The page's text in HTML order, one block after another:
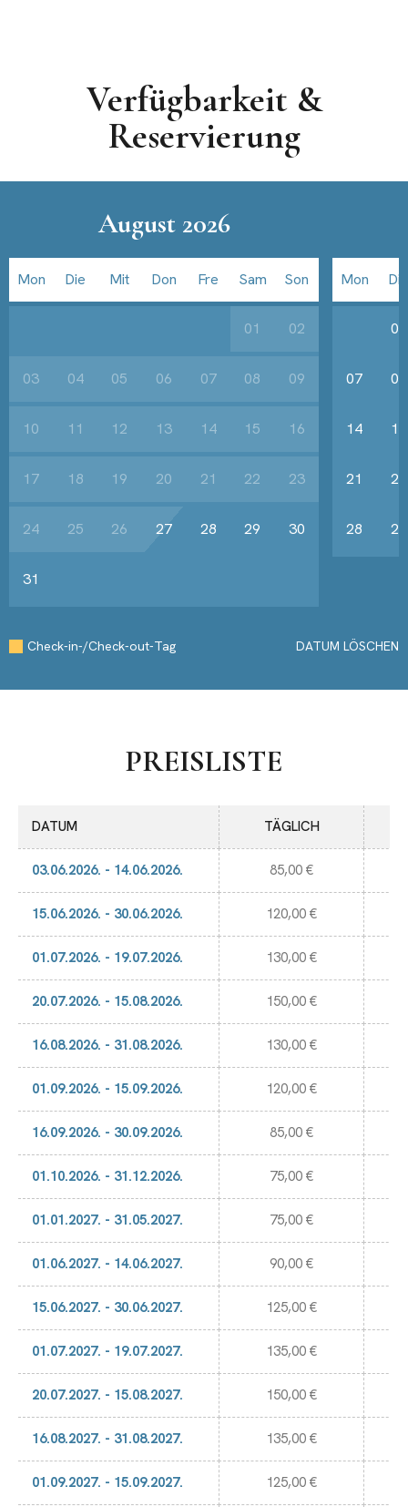
Verfügbarkeit &
Reservierung
August 2026
Mon Die Mit Don Fre Sam Son
01 02
03 04 05 06 07 08 09
10 11 12 13 14 15 16
17 18 19 20 21 22 23
24 25 26 27 28 29 30
31
Mon
01
07 08
14 15
21 22
28 29
DATUM LÖSCHEN
Check-in-/Check-out-Tag
PREISLISTE
DATUM TÄGLICH
03.06.2026. - 14.06.2026. 85,00 €
15.06.2026. - 30.06.2026. 120,00 €
01.07.2026. - 19.07.2026. 130,00 €
20.07.2026. - 15.08.2026. 150,00 €
16.08.2026. - 31.08.2026. 130,00 €
01.09.2026. - 15.09.2026. 120,00 €
16.09.2026. - 30.09.2026. 85,00 €
01.10.2026. - 31.12.2026. 75,00 €
01.01.2027. - 31.05.2027. 75,00 €
01.06.2027. - 14.06.2027. 90,00 €
15.06.2027. - 30.06.2027. 125,00 €
01.07.2027. - 19.07.2027. 135,00 €
20.07.2027. - 15.08.2027. 150,00 €
16.08.2027. - 31.08.2027. 135,00 €
01.09.2027. - 15.09.2027. 125,00 €